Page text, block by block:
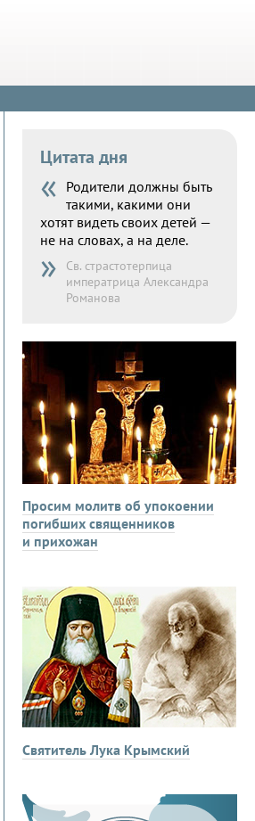
Цитата дня
« Родители должны быть
такими, какими они
хотят видеть своих детей —
не на словах, а на деле.
»
Св. страстотерпица
императрица Александра
Романова
Просим молитв об упокоении
погибших священников
и прихожан
Святитель Лука Крымский